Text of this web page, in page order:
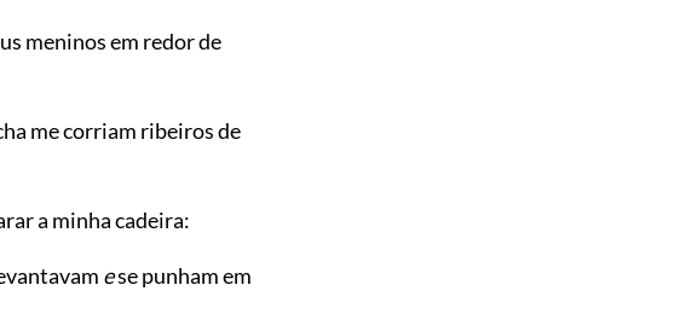
meninos em redor de
me corriam ribeiros de
a minha cadeira:
ese punham em